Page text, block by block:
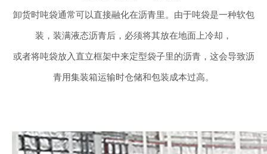
卸货时吨袋通常可以直接融化在沥青里。 由于吨袋是一种软包
装，装满液态沥青后，必须将其放在地面上冷却，
或者将吨袋放入直立框架中来定型袋子里的沥青，这会导致沥
青用集装箱运输时仓储和包装成本过高。